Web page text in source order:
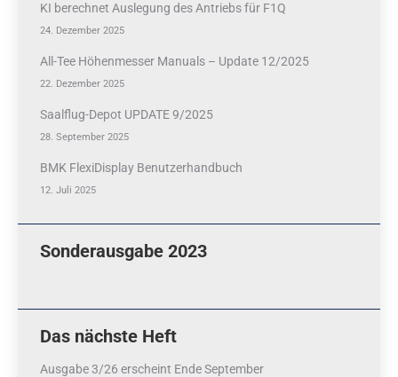
KI berechnet Auslegung des Antriebs für F1Q
24. Dezember 2025
All-Tee Höhenmesser Manuals – Update 12/2025
22. Dezember 2025
Saalflug-Depot UPDATE 9/2025
28. September 2025
BMK FlexiDisplay Benutzerhandbuch
12. Juli 2025
Sonderausgabe 2023
Das nächste Heft
Ausgabe 3/26 erscheint Ende September